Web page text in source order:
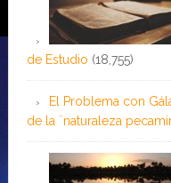
de Estudio (18,755)
El Problema con
de la ¨naturaleza